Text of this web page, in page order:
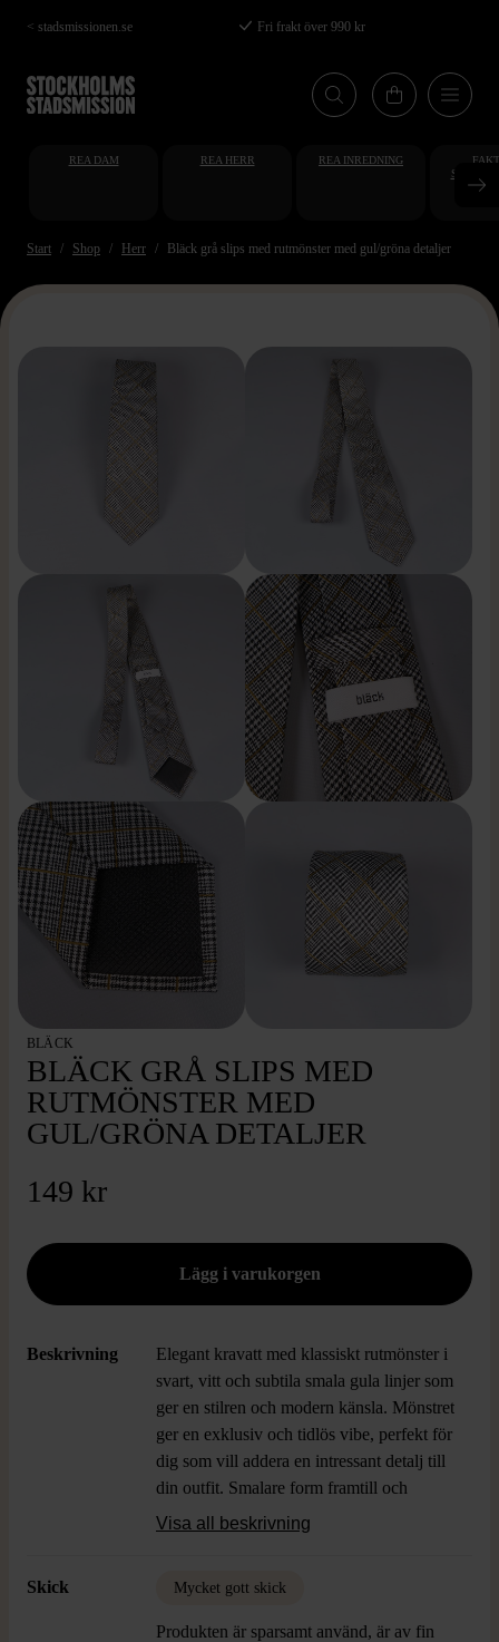
Hoppa
till
huvudinnehåll
< stadsmissionen.se Fri frakt över 990 kr
REA DAM REA HERR REA INREDNING
Start Shop Herr Bläck grå slips med rutmönster med gul/gröna detaljer
BLÄCK
BLÄCK GRÅ SLIPS MED
RUTMÖNSTER MED
GUL/GRÖNA DETALJER
149 kr
Beskrivning
Elegant kravatt med klassiskt rutmönster i
svart, vitt och subtila smala gula linjer som
ger en stilren och modern känsla. Mönstret
ger en exklusiv och tidlös vibe, perfekt för
dig som vill addera en intressant detalj till
din outfit. Smalare form framtill och
diskret logotyp på insidan. Passar både till
Visa all beskrivning
Skick Mycket gott skick
Produkten är sparsamt använd, är av fin